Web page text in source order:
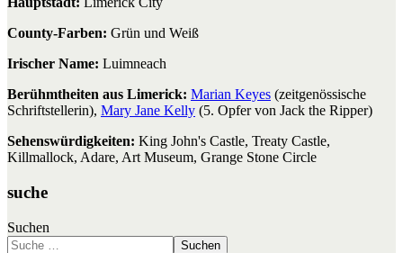
County-Farben: Grün und Weiß
Irischer Name: Luimneach
Berühmtheiten aus Limerick: Marian Keyes (zeitgenössische
Schriftstellerin), Mary Jane Kelly (5. Opfer von Jack the Ripper)
Sehenswürdigkeiten: King John's Castle, Treaty Castle,
Killmallock, Adare, Art Museum, Grange Stone Circle
suche
Suchen
Suchen